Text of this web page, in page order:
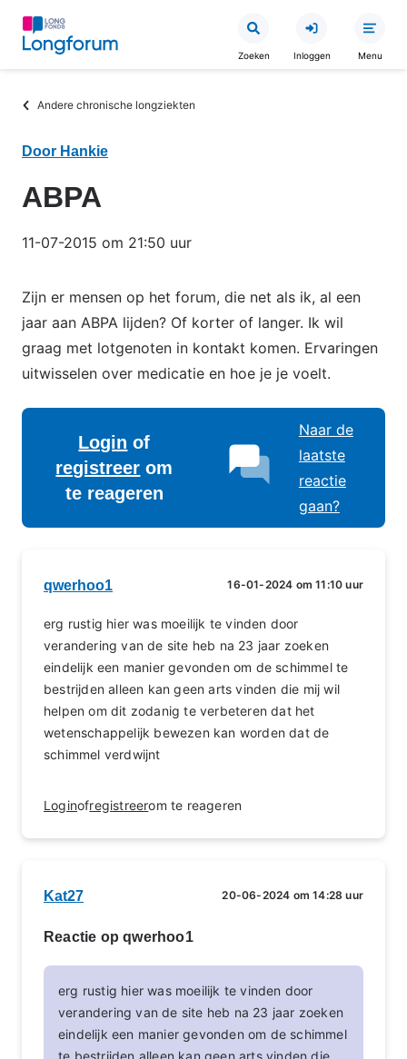
Overslaan
inhoud
Zoeken Inloggen Menu
Kruimelpad
Andere chronische longziekten
Door Hankie
ABPA
11-07-2015 om 21:50 uur
Zijn er mensen op het forum, die net als ik, al een
jaar aan ABPA lijden? Of korter of langer. Ik wil
graag met lotgenoten in kontakt komen. Ervaringen
uitwisselen over medicatie en hoe je je voelt.
Login of
registreer om
te reageren
Naar de
laatste
reactie
gaan?
qwerhoo1 16-01-2024 om 11:10 uur
erg rustig hier was moeilijk te vinden door
verandering van de site heb na 23 jaar zoeken
eindelijk een manier gevonden om de schimmel te
bestrijden alleen kan geen arts vinden die mij wil
helpen om dit zodanig te verbeteren dat het
wetenschappelijk bewezen kan worden dat de
schimmel verdwijnt
Loginofregistreerom te reageren
Kat27 20-06-2024 om 14:28 uur
Reactie op qwerhoo1
erg rustig hier was moeilijk te vinden door
verandering van de site heb na 23 jaar zoeken
eindelijk een manier gevonden om de schimmel
te bestrijden alleen kan geen arts vinden die